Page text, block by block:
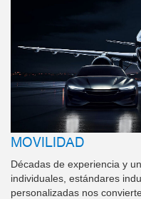
MOVILIDAD
Décadas de experiencia y
individuales, estándares
personalizadas nos